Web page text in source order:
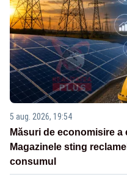
5 aug. 2026, 19:54
Măsuri de economisire a
Magazinele sting
consumul